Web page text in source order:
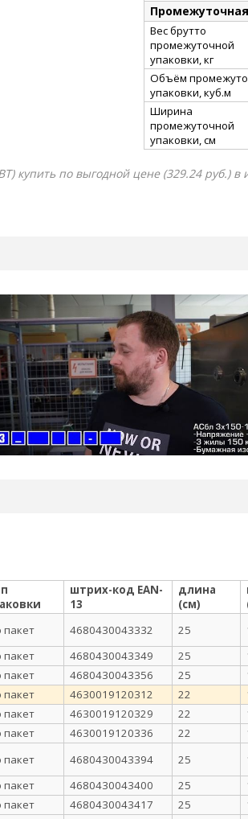
Вес брутто
промежуточной
упаковки, кг
Объём
упаковки, куб.м
Ширина
промежуточной
упаковки, см
купить по выгодной цене (329.24 руб.)
штрих-код EAN-
13
длина
(см)
пакет 4680430043332 25
пакет 4680430043349 25
пакет 4680430043356 25
пакет 4630019120312 22
пакет 4630019120329 22
пакет 4630019120336 22
пакет 4680430043394 25
пакет 4680430043400 25
пакет 4680430043417 25